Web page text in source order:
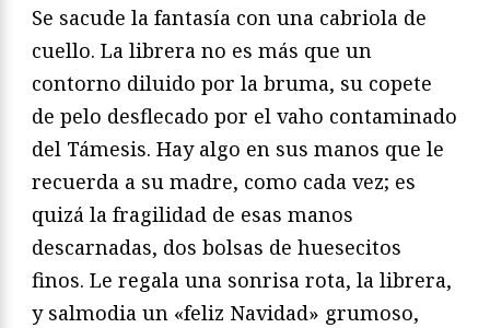
Se sacude la fantasía con una cabriola de
cuello. La librera no es más que un
contorno diluido por la bruma, su copete
de pelo desflecado por el vaho contaminado
del Támesis. Hay algo en sus manos que le
recuerda a su madre, como cada vez; es
quizá la fragilidad de esas manos
descarnadas, dos bolsas de huesecitos
finos. Le regala una sonrisa rota, la librera,
y salmodia un «feliz Navidad» grumoso,